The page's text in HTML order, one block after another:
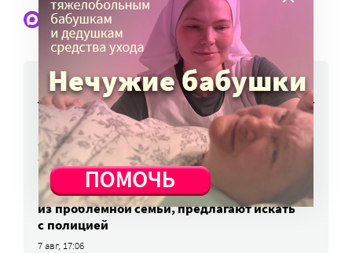
Наши статьи и новости в Max. Подпишитесь
НОВОСТИ
Вторая волна клещей ожидается в конце
августа — начале сентября
7 авг, 19:25
Родных, которые могут взять ребенка
из проблемной семьи, предлагают искать
с полицией
7 авг, 17:06